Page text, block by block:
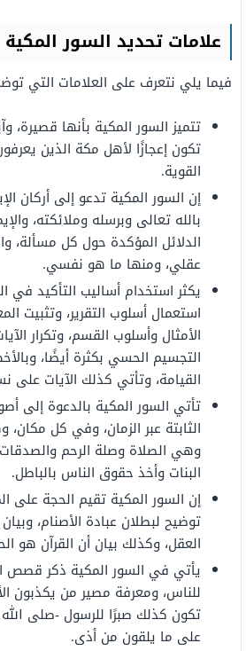
علامات تحديد السور المكية
فيما يلي نتعرف على العلامات التي
تتميز السور المكية بأنها قصيرة،
تكون إعجازًا لأهل مكة الذين
القوية.
إن السور المكية تدعو إلى أركان
بالله تعالى وبرسله وملائكته،
الدلائل المؤكدة حول كل مسألة،
عقلي، ومنها ما هو نفسي.
يكثر استخدام أساليب التأكيد في
استعمال أسلوب التقرير، وتثبيت
الأمثال وأسلوب القسم، وتكرار
التجسيم الحسي بكثرة أيضًا،
القيامة، وتأتي كذلك الآيات على
تأتي السور المكية بالدعوة إلى
الثابتة عبر الزمان، وفي كل
وهي الصلاة وصلة الرحم
البنات وأخذ حقوق الناس بالباطل.
إن السور المكية تقيم الحجة على
توضيح لبطلان عبادة الأصنام،
العقل، وكذلك بيان أن القرآن هو
يأتي في السور المكية ذكر قصص
للناس، ومعرفة مصير من يكذبون
تكون كذلك صبرًا للرسول -صلى
على ما يلقون من أذى.